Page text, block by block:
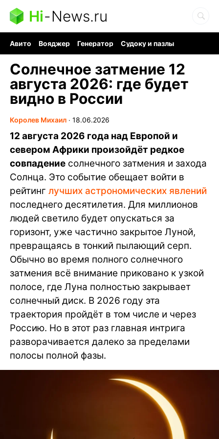
Hi-News.ru
Авито Вояджер Генератор
Судоку и пазлы
Солнечное затмение 12
августа 2026: где будет
видно в России
Королев Михаил ∙ 18.06.2026
12 августа 2026 года над Европой и
севером Африки произойдёт редкое
совпадение солнечного затмения и захода
Солнца. Это событие обещает войти в
рейтинг лучших астрономических явлений
последнего десятилетия. Для миллионов
людей светило будет опускаться за
горизонт, уже частично закрытое Луной,
превращаясь в тонкий пылающий серп.
Обычно во время полного солнечного
затмения всё внимание приковано к узкой
полосе, где Луна полностью закрывает
солнечный диск. В 2026 году эта
траектория пройдёт в том числе и через
Россию. Но в этот раз главная интрига
разворачивается далеко за пределами
полосы полной фазы.